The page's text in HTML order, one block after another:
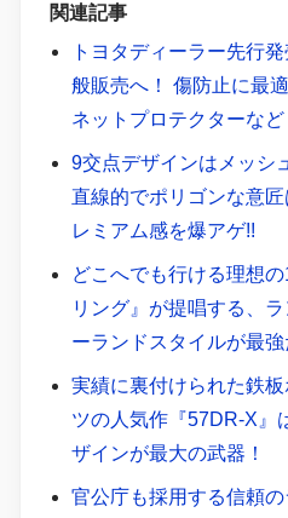
関連記事
トヨタディーラー先行
般販売へ！ 傷防止に最
ネットプロテクターなど
9交点デザインはメッシ
直線的でポリゴンな意
レミアム感を爆アゲ!!
どこへでも行ける理想
リング』が提唱する、
ーランドスタイルが最強
実績に裏付けられた鉄
ツの人気作『57DR-X』
ザインが最大の武器！
官公庁も採用する信頼